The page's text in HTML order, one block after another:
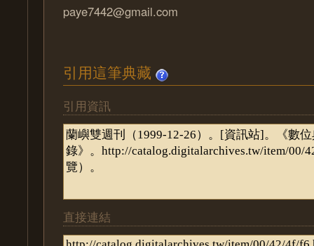
paye7442@gmail.com
引用這筆典藏
引用資訊
直接連結